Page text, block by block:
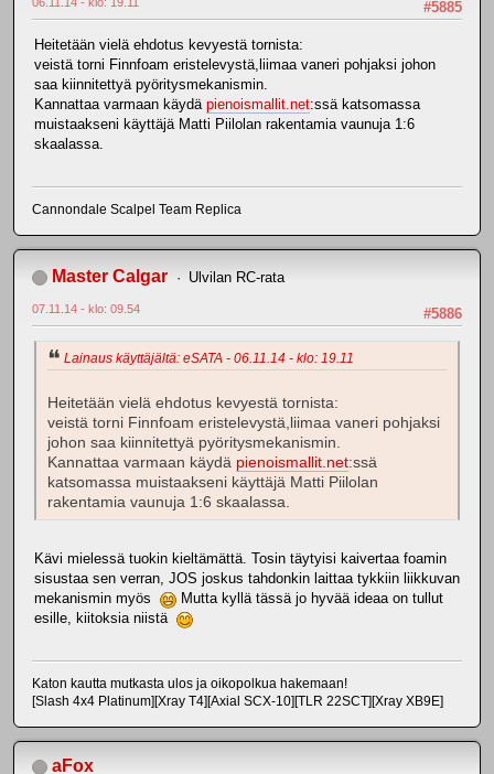
#5885
Heitetään vielä ehdotus kevyestä tornista:
veistä torni Finnfoam eristelevystä,liimaa vaneri pohjaksi johon
saa kiinnitettyä pyöritysmekanismin.
Kannattaa varmaan käydä pienoismallit.net:ssä katsomassa
muistaakseni käyttäjä Matti Piilolan rakentamia vaunuja 1:6
skaalassa.
Cannondale Scalpel Team Replica
Master Calgar Ulvilan RC-rata
#5886
07.11.14 - klo: 09.54
Lainaus käyttäjältä: eSATA - 06.11.14 - klo: 19.11
Heitetään vielä ehdotus kevyestä tornista:
veistä torni Finnfoam eristelevystä,liimaa vaneri pohjaksi
johon saa kiinnitettyä pyöritysmekanismin.
Kannattaa varmaan käydä pienoismallit.net:ssä
katsomassa muistaakseni käyttäjä Matti Piilolan
rakentamia vaunuja 1:6 skaalassa.
Kävi mielessä tuokin kieltämättä. Tosin täytyisi kaivertaa foamin
sisustaa sen verran, JOS joskus tahdonkin laittaa tykkiin liikkuvan
mekanismin myös
Mutta kyllä tässä jo hyvää ideaa on tullut
esille, kiitoksia niistä
Katon kautta mutkasta ulos ja oikopolkua hakemaan!
[Slash 4x4 Platinum][Xray T4][Axial SCX-10][TLR 22SCT][Xray XB9E]
aFox